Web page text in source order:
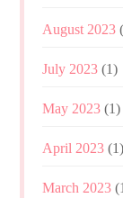
August 2023
July 2023 (1)
May 2023 (1)
April 2023 (1)
March 2023